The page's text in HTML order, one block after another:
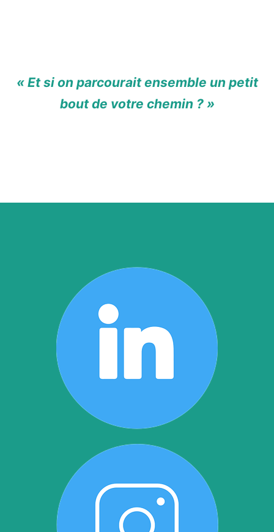
« Et si on parcourait ensemble un petit
bout de votre chemin ? »